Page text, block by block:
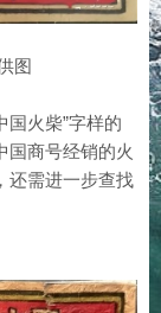
图
国火柴”字样的
国商号经销的火
还需进一步查找